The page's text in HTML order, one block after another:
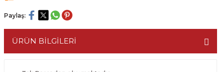
Paylaş:
ÜRÜN BİLGİLERİ